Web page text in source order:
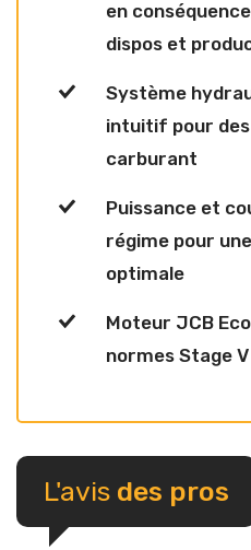
en
dispos et
Système
intuitif pour
carburant
Puissance et
régime pour
optimale
Moteur JCB
normes Stage V
L'avis des pros